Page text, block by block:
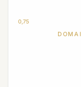
0,75